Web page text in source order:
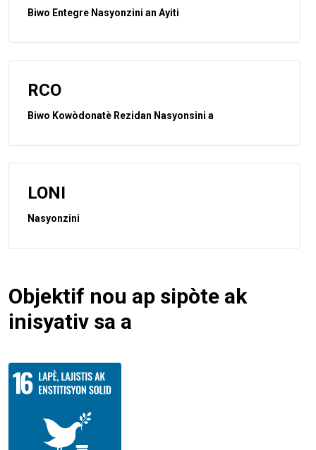
Biwo Entegre Nasyonzini an Ayiti
RCO
Biwo Kowòdonatè Rezidan Nasyonsini a
LONI
Nasyonzini
Objektif nou ap sipòte ak
inisyativ sa a